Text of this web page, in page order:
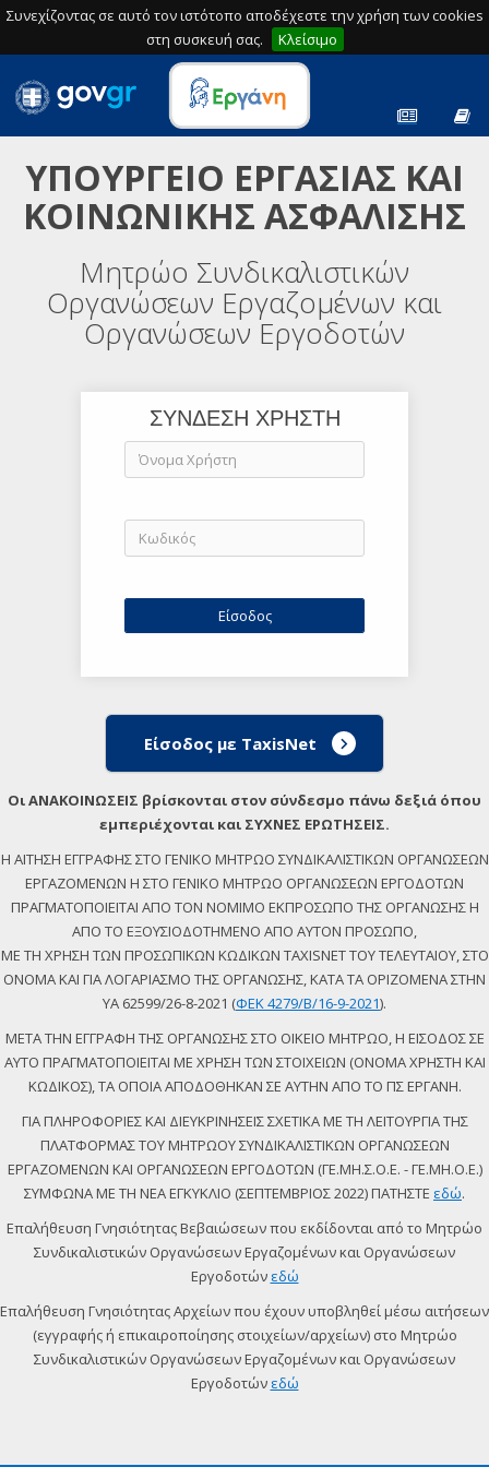
Συνεχίζοντας σε αυτό τον ιστότοπο αποδέχεστε την χρήση των cookies
στη συσκευή σας.
Κλείσιμο
ΥΠΟΥΡΓΕΙΟ ΕΡΓΑΣΙΑΣ ΚΑΙ
ΚΟΙΝΩΝΙΚΗΣ ΑΣΦΑΛΙΣΗΣ
Μητρώο Συνδικαλιστικών
Οργανώσεων Εργαζομένων και
Οργανώσεων Εργοδοτών
ΣΥΝΔΕΣΗ ΧΡΗΣΤΗ
Είσοδος με TaxisNet
Οι ΑΝΑΚΟΙΝΩΣΕΙΣ βρίσκονται στον σύνδεσμο πάνω δεξιά όπου
εμπεριέχονται και ΣΥΧΝΕΣ ΕΡΩΤΗΣΕΙΣ.
Η ΑΙΤΗΣΗ ΕΓΓΡΑΦΗΣ ΣΤΟ ΓΕΝΙΚΟ ΜΗΤΡΩΟ ΣΥΝΔΙΚΑΛΙΣΤΙΚΩΝ ΟΡΓΑΝΩΣΕΩΝ
ΕΡΓΑΖΟΜΕΝΩΝ Η ΣΤΟ ΓΕΝΙΚΟ ΜΗΤΡΩΟ ΟΡΓΑΝΩΣΕΩΝ ΕΡΓΟΔΟΤΩΝ
ΠΡΑΓΜΑΤΟΠΟΙΕΙΤΑΙ ΑΠΟ ΤΟΝ ΝΟΜΙΜΟ ΕΚΠΡΟΣΩΠΟ ΤΗΣ ΟΡΓΑΝΩΣΗΣ Η
ΑΠΟ ΤΟ ΕΞΟΥΣΙΟΔΟΤΗΜΕΝΟ ΑΠΟ ΑΥΤΟΝ ΠΡΟΣΩΠΟ,
ΜΕ ΤΗ ΧΡΗΣΗ ΤΩΝ ΠΡΟΣΩΠΙΚΩΝ ΚΩΔΙΚΩΝ TAXISNET ΤΟΥ ΤΕΛΕΥΤΑΙΟΥ, ΣΤΟ
ΟΝΟΜΑ ΚΑΙ ΓΙΑ ΛΟΓΑΡΙΑΣΜΟ ΤΗΣ ΟΡΓΑΝΩΣΗΣ, ΚΑΤΑ ΤΑ ΟΡΙΖΟΜΕΝΑ ΣΤΗΝ
ΥΑ 62599/26-8-2021 (ΦΕΚ 4279/Β/16-9-2021).
ΜΕΤΑ ΤΗΝ ΕΓΓΡΑΦΗ ΤΗΣ ΟΡΓΑΝΩΣΗΣ ΣΤΟ ΟΙΚΕΙΟ ΜΗΤΡΩΟ, Η ΕΙΣΟΔΟΣ ΣΕ
ΑΥΤΟ ΠΡΑΓΜΑΤΟΠΟΙΕΙΤΑΙ ΜΕ ΧΡΗΣΗ ΤΩΝ ΣΤΟΙΧΕΙΩΝ (ΟΝΟΜΑ ΧΡΗΣΤΗ ΚΑΙ
ΚΩΔΙΚΟΣ), ΤΑ ΟΠΟΙΑ ΑΠΟΔΟΘΗΚΑΝ ΣΕ ΑΥΤΗΝ ΑΠΟ ΤΟ ΠΣ ΕΡΓΑΝΗ.
ΓΙΑ ΠΛΗΡΟΦΟΡΙΕΣ ΚΑΙ ΔΙΕΥΚΡΙΝΗΣΕΙΣ ΣΧΕΤΙΚΑ ΜΕ ΤΗ ΛΕΙΤΟΥΡΓΙΑ ΤΗΣ
ΠΛΑΤΦΟΡΜΑΣ ΤΟΥ ΜΗΤΡΩΟΥ ΣΥΝΔΙΚΑΛΙΣΤΙΚΩΝ ΟΡΓΑΝΩΣΕΩΝ
ΕΡΓΑΖΟΜΕΝΩΝ ΚΑΙ ΟΡΓΑΝΩΣΕΩΝ ΕΡΓΟΔΟΤΩΝ (ΓΕ.ΜΗ.Σ.Ο.Ε. - ΓΕ.ΜΗ.Ο.Ε.)
ΣΥΜΦΩΝΑ ΜΕ ΤΗ ΝΕΑ ΕΓΚΥΚΛΙΟ (ΣΕΠΤΕΜΒΡΙΟΣ 2022) ΠΑΤΗΣΤΕ εδώ.
Επαλήθευση Γνησιότητας Βεβαιώσεων που εκδίδονται από το Μητρώο
Συνδικαλιστικών Οργανώσεων Εργαζομένων και Οργανώσεων
Εργοδοτών εδώ
Επαλήθευση Γνησιότητας Αρχείων που έχουν υποβληθεί μέσω αιτήσεων
(εγγραφής ή επικαιροποίησης στοιχείων/αρχείων) στο Μητρώο
Συνδικαλιστικών Οργανώσεων Εργαζομένων και Οργανώσεων
Εργοδοτών εδώ